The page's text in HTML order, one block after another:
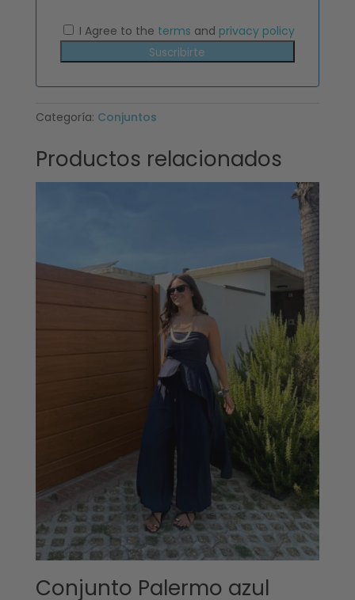
I Agree to the terms and privacy policy
Suscribirte
Categoría: Conjuntos
Productos relacionados
Conjunto Palermo azul